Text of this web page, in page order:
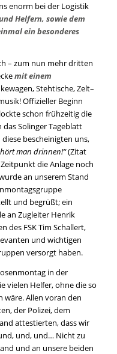
enorm bei der Logistik
Helfern, sowie dem
ein besonderes
– zum nun mehr dritten
mit einem
Stehtische, Zelt–
Offizieller Beginn
schon frühzeitig die
das Solinger Tageblatt
bescheinigten uns,
man drinnen!“(Zitat
die Anlage noch
an unserem Stand
und begrüßt; ein
an Zugleiter Henrik
des FSK Tim Schallert,
und wichtigen
versorgt haben.
in der
vielen Helfer, ohne die so
Allen voran den
der Polizei, dem
attestierten, dass wir
und, und… Nicht zu
und an unsere beiden